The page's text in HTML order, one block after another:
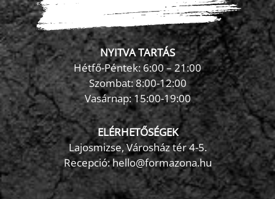
NYITVA TARTÁS
Hétfő-Péntek: 6:00 – 21:00
Szombat: 8:00-12:00
Vasárnap: 15:00-19:00
ELÉRHETŐSÉGEK
Lajosmizse, Városház tér 4-5.
Recepció:hello@formazona.hu
FormaZona chatbot ×